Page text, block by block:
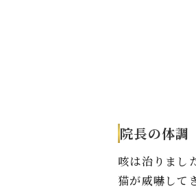
院長の体調
咳は治りまし
猫が威嚇して